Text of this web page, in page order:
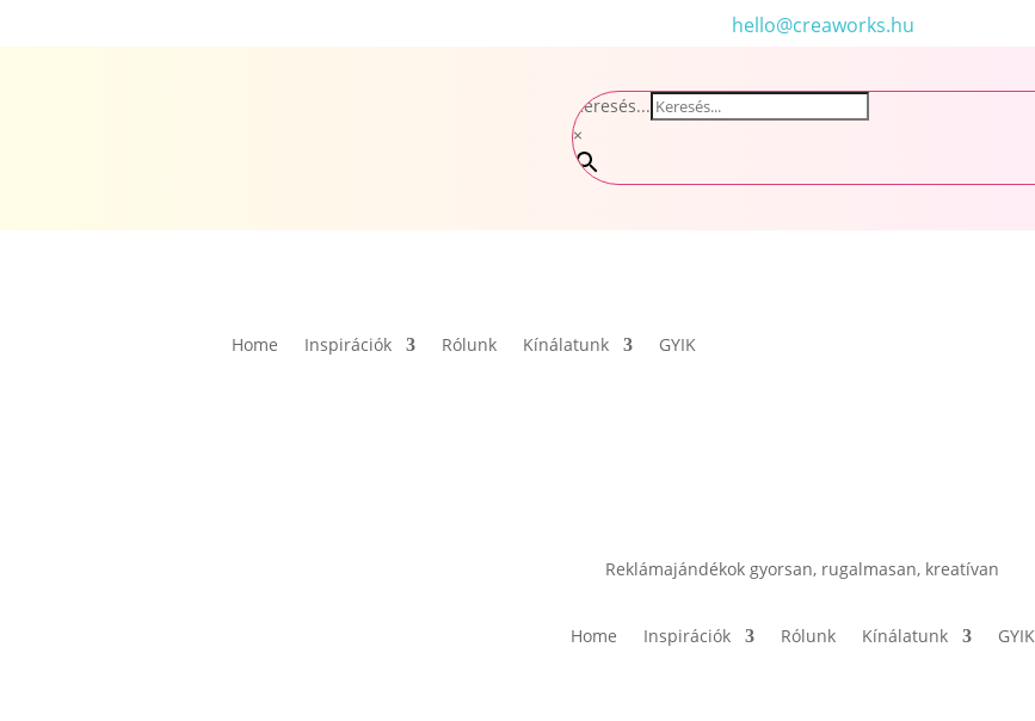
hello@creaworks.hu
Keresés...
×
Home Inspirációk Rólunk Kínálatunk GYIK
Reklámajándékok gyorsan, rugalmasan, kreatívan
Home Inspirációk Rólunk Kínálatunk GYIK